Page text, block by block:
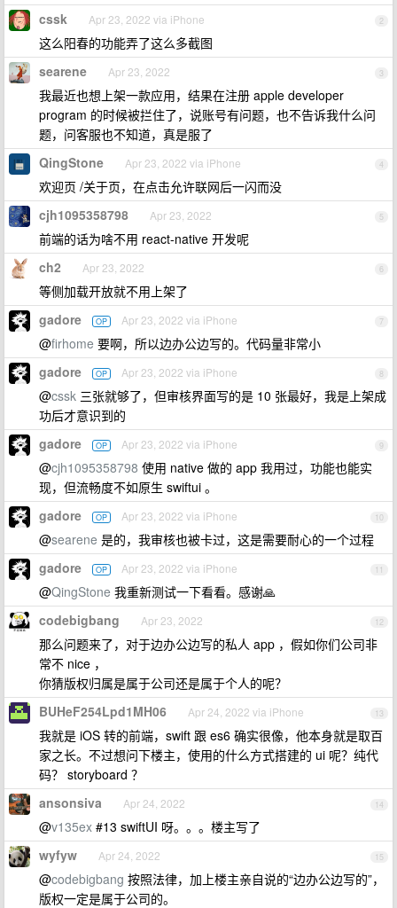
2
cssk Apr 23, 2022 via iPhone
这么阳春的功能弄了这么多截图
3
searene Apr 23, 2022
我最近也想上架一款应用，结果在注册 apple developer
program 的时候被拦住了，说账号有问题，也不告诉我什么问
题，问客服也不知道，真是服了
4
QingStone Apr 23, 2022 via iPhone
欢迎页 /关于页，在点击允许联网后一闪而没
5
cjh1095358798 Apr 23, 2022
前端的话为啥不用 react-native 开发呢
6
ch2 Apr 23, 2022
等侧加载开放就不用上架了
7
gadore OP Apr 23, 2022 via iPhone
@firhome 要啊，所以边办公边写的。代码量非常小
8
gadore OP Apr 23, 2022 via iPhone
@cssk 三张就够了，但审核界面写的是 10 张最好，我是上架成
功后才意识到的
9
gadore OP Apr 23, 2022 via iPhone
@cjh1095358798 使用 native 做的 app 我用过，功能也能实
现，但流畅度不如原生 swiftui 。
10
gadore OP Apr 23, 2022 via iPhone
@searene 是的，我审核也被卡过，这是需要耐心的一个过程
11
gadore OP Apr 23, 2022 via iPhone
@QingStone 我重新测试一下看看。感谢🙏
12
codebigbang Apr 23, 2022
那么问题来了，对于边办公边写的私人 app ，假如你们公司非
常不 nice ，
你猜版权归属是属于公司还是属于个人的呢？
13
BUHeF254Lpd1MH06 Apr 24, 2022 via iPhone
我就是 iOS 转的前端，swift 跟 es6 确实很像，他本身就是取百
家之长。不过想问下楼主，使用的什么方式搭建的 ui 呢？纯代
码？ storyboard ？
14
ansonsiva Apr 24, 2022
@v135ex #13 swiftUI 呀。。。楼主写了
15
wyfyw Apr 24, 2022
@codebigbang 按照法律，加上楼主亲自说的“边办公边写的”，
版权一定是属于公司的。